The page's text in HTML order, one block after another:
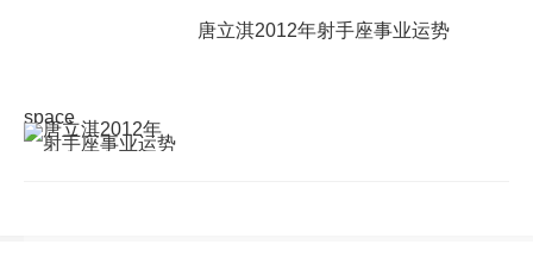
space
唐立淇2012年射手座事业运势